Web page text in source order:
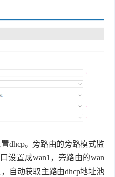
dhcp。旁路由的旁路模式监
设置成wan1，旁路由的wan
自动获取主路由dhcp地址池